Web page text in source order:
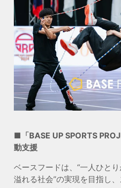
■「BASE UP SPORTS
動支援
ベースフードは、“一人ひと
溢れる社会”の実現を目指し